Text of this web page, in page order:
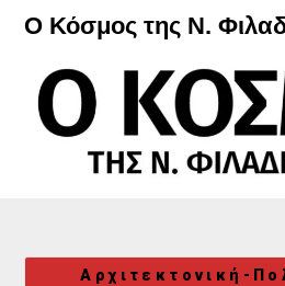
Μετάβαση
περιεχόμενο
Ο Κόσμος της Ν.
Αρχιτεκτονική-